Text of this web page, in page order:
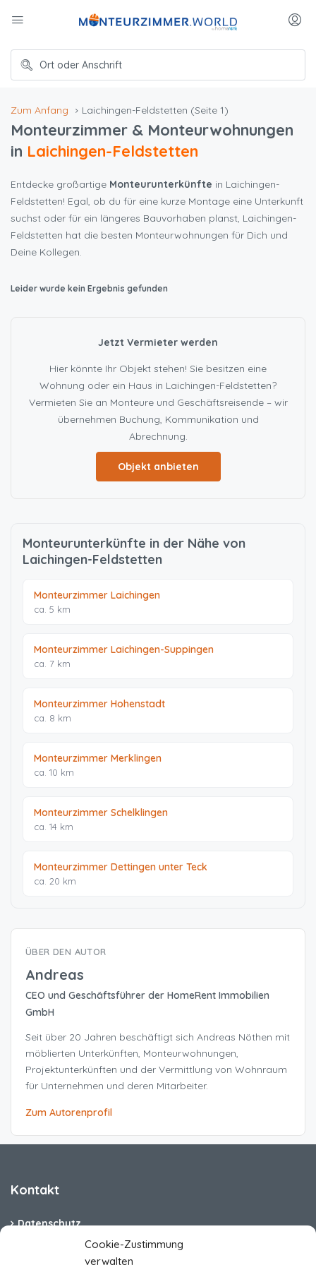
Cookie-Zustimmung
verwalten
Zum Anfang Laichingen-Feldstetten (Seite 1)
Monteurzimmer & Monteurwohnungen
in Laichingen-Feldstetten
Entdecke großartige Monteurunterkünfte in Laichingen-
Feldstetten! Egal, ob du für eine kurze Montage eine Unterkunft
suchst oder für ein längeres Bauvorhaben planst, Laichingen-
Feldstetten hat die besten Monteurwohnungen für Dich und
Deine Kollegen.
Leider wurde kein Ergebnis gefunden
Jetzt Vermieter werden
Hier könnte Ihr Objekt stehen! Sie besitzen eine
Wohnung oder ein Haus in Laichingen-Feldstetten?
Vermieten Sie an Monteure und Geschäftsreisende – wir
übernehmen Buchung, Kommunikation und
Abrechnung.
Objekt anbieten
Monteurunterkünfte in der Nähe von
Laichingen-Feldstetten
Monteurzimmer Laichingen
ca. 5 km
Monteurzimmer Laichingen-Suppingen
ca. 7 km
Monteurzimmer Hohenstadt
ca. 8 km
Monteurzimmer Merklingen
ca. 10 km
Monteurzimmer Schelklingen
ca. 14 km
Monteurzimmer Dettingen unter Teck
ca. 20 km
ÜBER DEN AUTOR
Andreas
CEO und Geschäftsführer der HomeRent Immobilien
GmbH
Seit über 20 Jahren beschäftigt sich Andreas Nöthen mit
möblierten Unterkünften, Monteurwohnungen,
Projektunterkünften und der Vermittlung von Wohnraum
für Unternehmen und deren Mitarbeiter.
Zum Autorenprofil
Kontakt
Datenschutz
Cookie-Richtlinie (EU)